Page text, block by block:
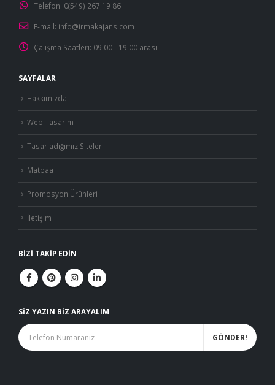
Telefon: 0(549) 267 19 86
E-mail: info@irmakajans.com
Çalışma Saatleri: 09:00 - 19:00 arası
SAYFALAR
Hakkımızda
Web Tasarım
Tasarladığımız Siteler
Matbaa
Promosyon Ürünleri
İletişim
BIZI TAKIP EDIN
SIZ YAZIN BIZ ARAYALIM